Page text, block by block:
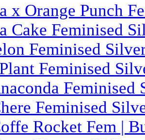
x Orange Punch
Cake Feminised
Feminised
Feminised
Feminised
Feminised
Rocket Fem |